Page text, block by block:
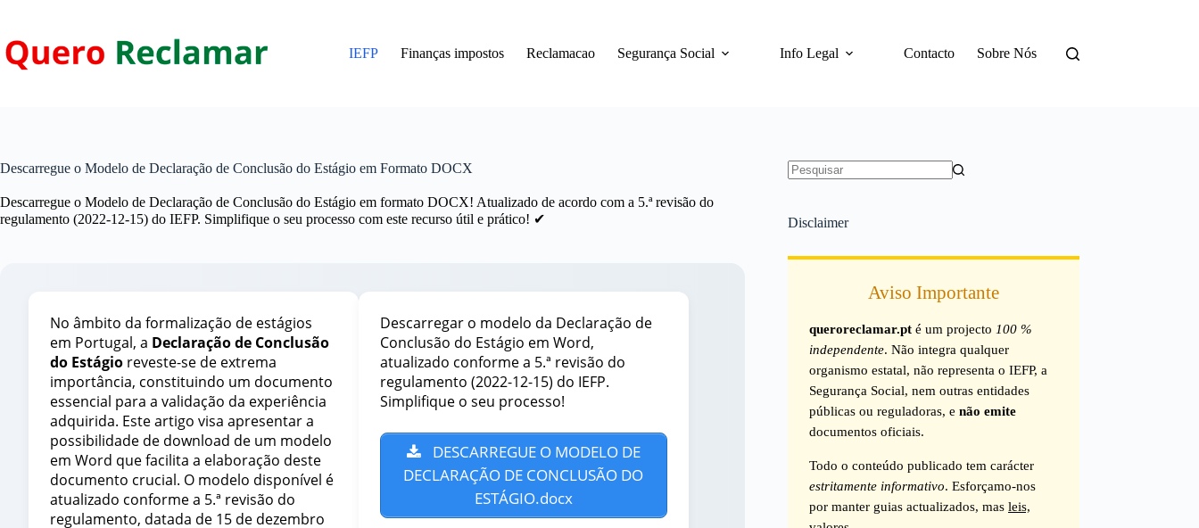
conteúdo
IEFP Finanças impostos Reclamacao Segurança Social Info Legal Contacto Sobre Nós
Descarregue o Modelo de Declaração de Conclusão do Estágio em Formato DOCX
Descarregue o Modelo de Declaração de Conclusão do Estágio em formato DOCX! Atualizado de acordo com a 5.ª revisão do
regulamento (2022-12-15) do IEFP. Simplifique o seu processo com este recurso útil e prático! ✔
No âmbito da formalização de estágios
em Portugal, a Declaração de Conclusão
do Estágio reveste-se de extrema
importância, constituindo um documento
essencial para a validação da experiência
adquirida. Este artigo visa apresentar a
possibilidade de download de um modelo
em Word que facilita a elaboração deste
documento crucial. O modelo disponível é
atualizado conforme a 5.ª revisão do
regulamento, datada de 15 de dezembro
Descarregar o modelo da Declaração de
Conclusão do Estágio em Word,
atualizado conforme a 5.ª revisão do
regulamento (2022-12-15) do IEFP.
Simplifique o seu processo!
DESCARREGUE O MODELO DE
DECLARAÇÃO DE CONCLUSÃO DO
ESTÁGIO.docx
Disclaimer
Aviso Importante
queroreclamar.pt é um projecto100 %
independente. Não integra qualquer
organismo estatal, não representa o IEFP, a
Segurança Social, nem outras entidades
públicas ou reguladoras, enão emite
documentos oficiais.
Todo o conteúdo publicado tem carácter
estritamente informativo. Esforçamo-nos
por manter guias actualizados, masleis,